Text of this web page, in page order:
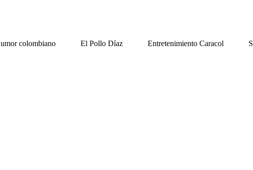
colombiano El Pollo Díaz Entretenimiento Caracol